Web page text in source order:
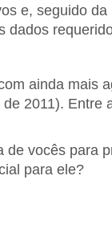
e, seguido
dados
ainda mais
2011). Entre
de vocês para
para ele?